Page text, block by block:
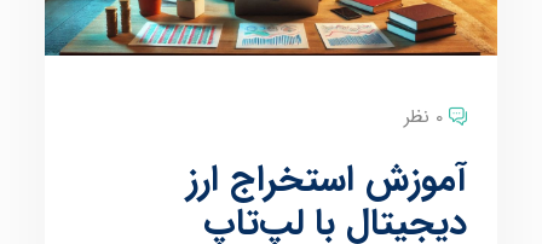
0 نظر
آموزش استخراج ارز
دیجیتال با لپ‌تاپ